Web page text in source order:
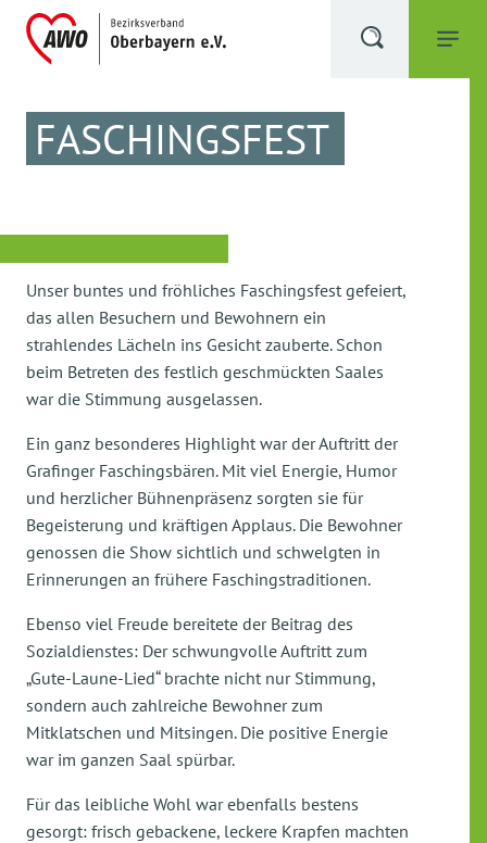
FASCHINGSFEST
Unser buntes und fröhliches Faschingsfest gefeiert,
das allen Besuchern und Bewohnern ein
strahlendes Lächeln ins Gesicht zauberte. Schon
beim Betreten des festlich geschmückten Saales
war die Stimmung ausgelassen.
Ein ganz besonderes Highlight war der Auftritt der
Grafinger Faschingsbären. Mit viel Energie, Humor
und herzlicher Bühnenpräsenz sorgten sie für
Begeisterung und kräftigen Applaus. Die Bewohner
genossen die Show sichtlich und schwelgten in
Erinnerungen an frühere Faschingstraditionen.
Ebenso viel Freude bereitete der Beitrag des
Sozialdienstes: Der schwungvolle Auftritt zum
„Gute-Laune-Lied“ brachte nicht nur Stimmung,
sondern auch zahlreiche Bewohner zum
Mitklatschen und Mitsingen. Die positive Energie
war im ganzen Saal spürbar.
Für das leibliche Wohl war ebenfalls bestens
gesorgt: frisch gebackene, leckere Krapfen machten